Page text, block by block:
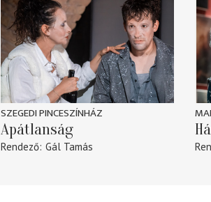
SZEGEDI PINCESZÍNHÁZ
Apátlanság
Rendező Gál Tamás